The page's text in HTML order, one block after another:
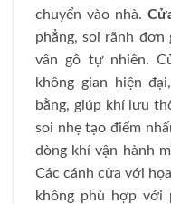
chuyển vào nhà.
phẳng, soi rãnh đơn
vân gỗ tự nhiên.
không gian hiện
bằng, giúp khí lưu
soi nhẹ tạo điểm
dòng khí vận hành
Các cánh cửa với
không phù hợp với